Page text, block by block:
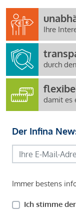
Ihre
durch
damit es
Der Infina
Immer bestens
Ich stimme der